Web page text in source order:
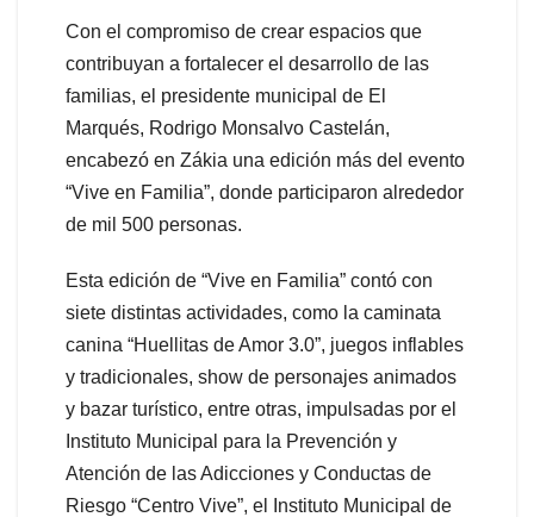
Con el compromiso de crear espacios que
contribuyan a fortalecer el desarrollo de las
familias, el presidente municipal de El
Marqués, Rodrigo Monsalvo Castelán,
encabezó en Zákia una edición más del evento
“Vive en Familia”, donde participaron alrededor
de mil 500 personas.
Esta edición de “Vive en Familia” contó con
siete distintas actividades, como la caminata
canina “Huellitas de Amor 3.0”, juegos inflables
y tradicionales, show de personajes animados
y bazar turístico, entre otras, impulsadas por el
Instituto Municipal para la Prevención y
Atención de las Adicciones y Conductas de
Riesgo “Centro Vive”, el Instituto Municipal de